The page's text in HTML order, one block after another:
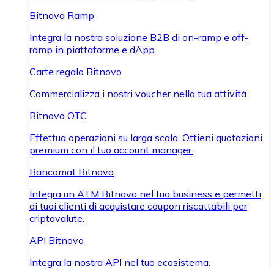
Bitnovo Ramp
Integra la nostra soluzione B2B di on-ramp e off-
ramp in piattaforme e dApp.
Carte regalo Bitnovo
Commercializza i nostri voucher nella tua attività.
Bitnovo OTC
Effettua operazioni su larga scala. Ottieni quotazioni
premium con il tuo account manager.
Bancomat Bitnovo
Integra un ATM Bitnovo nel tuo business e permetti
ai tuoi clienti di acquistare coupon riscattabili per
criptovalute.
API Bitnovo
Integra la nostra API nel tuo ecosistema.